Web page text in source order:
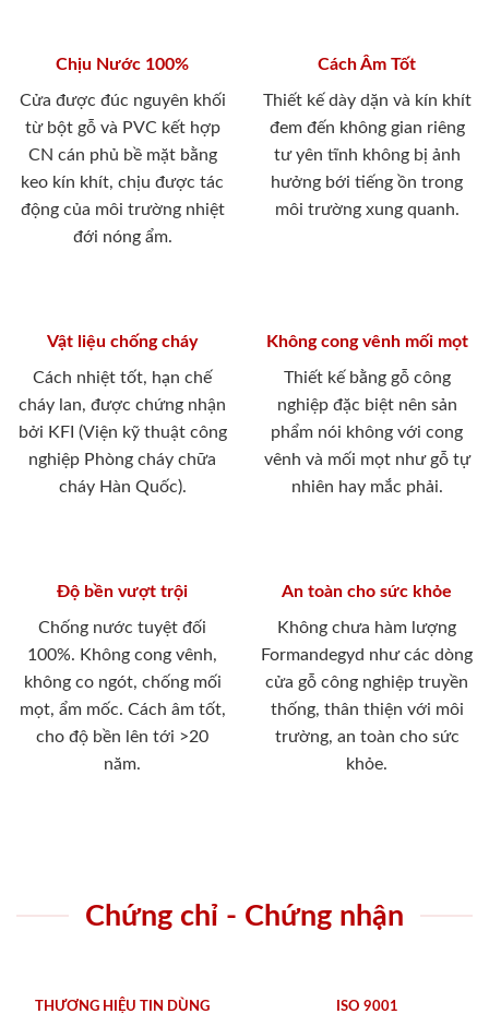
Chịu Nước 100%
Cửa được đúc nguyên khối
từ bột gỗ và PVC kết hợp
CN cán phủ bề mặt bằng
keo kín khít, chịu được tác
động của môi trường nhiệt
đới nóng ẩm.
Cách Âm Tốt
Thiết kế dày dặn và kín khít
đem đến không gian riêng
tư yên tĩnh không bị ảnh
hưởng bới tiếng ồn trong
môi trường xung quanh.
Vật liệu chống cháy
Cách nhiệt tốt, hạn chế
cháy lan, được chứng nhận
bởi KFI (Viện kỹ thuật công
nghiệp Phòng cháy chữa
cháy Hàn Quốc).
Không cong vênh mối mọt
Thiết kế bằng gỗ công
nghiệp đặc biệt nên sản
phẩm nói không với cong
vênh và mối mọt như gỗ tự
nhiên hay mắc phải.
Độ bền vượt trội
Chống nước tuyệt đối
100%. Không cong vênh,
không co ngót, chống mối
mọt, ẩm mốc. Cách âm tốt,
cho độ bền lên tới >20
năm.
An toàn cho sức khỏe
Không chưa hàm lượng
Formandegyd như các dòng
cửa gỗ công nghiệp truyền
thống, thân thiện với môi
trường, an toàn cho sức
khỏe.
Chứng chỉ - Chứng nhận
THƯƠNG HIỆU TIN DÙNG
ISO 9001